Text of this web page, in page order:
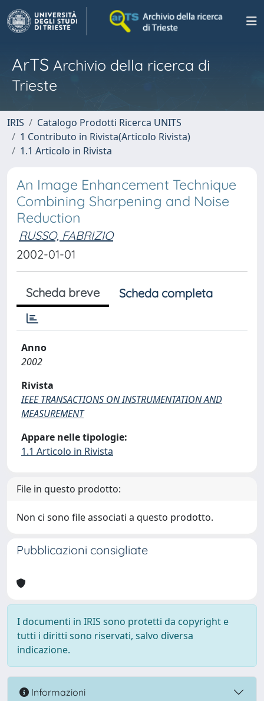
ArTS Archivio della ricerca di
Trieste
IRIS
Catalogo Prodotti Ricerca UNITS
1 Contributo in Rivista(Articolo Rivista)
1.1 Articolo in Rivista
An Image Enhancement Technique
Combining Sharpening and Noise
Reduction
RUSSO, FABRIZIO
2002-01-01
Scheda breve Scheda completa
Anno
2002
Rivista
IEEE TRANSACTIONS ON INSTRUMENTATION AND
MEASUREMENT
Appare nelle tipologie:
1.1 Articolo in Rivista
File in questo prodotto:
Non ci sono file associati a questo prodotto.
Pubblicazioni consigliate
I documenti in IRIS sono protetti da copyright e
tutti i diritti sono riservati, salvo diversa
indicazione.
Informazioni